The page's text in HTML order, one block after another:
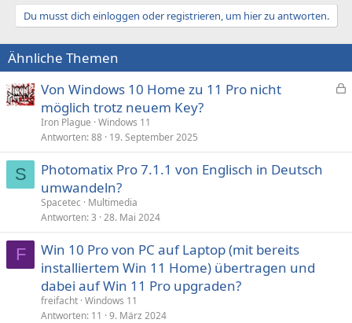
Du musst dich einloggen oder registrieren, um hier zu antworten.
Ähnliche Themen
e
Von Windows 10 Home zu 11 Pro nicht
möglich trotz neuem Key?
Iron Plague Windows 11
Antworten 88 19. September 2025
S
Photomatix Pro 7.1.1 von Englisch in Deutsch
umwandeln?
Spacetec
Multimedia
Antworten 3 28. Mai 2024
F
Win 10 Pro von PC auf Laptop (mit bereits
installiertem Win 11 Home) übertragen und
dabei auf Win 11 Pro upgraden?
freifacht Windows 11
Antworten 11 9. März 2024